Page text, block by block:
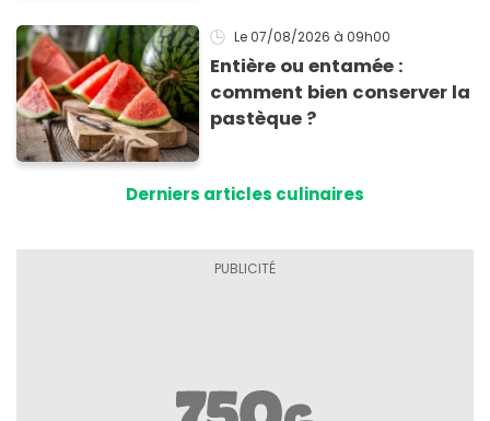
Le 07/08/2026 à 09h00
Entière ou entamée :
comment bien conserver la
pastèque ?
Derniers articles culinaires